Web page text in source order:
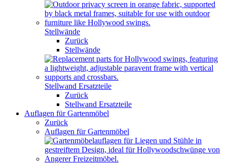
Stellwände
Zurück
Stellwände
Stellwand Ersatzteile
Zurück
Stellwand Ersatzteile
Auflagen für Gartenmöbel
Zurück
Auflagen für Gartenmöbel